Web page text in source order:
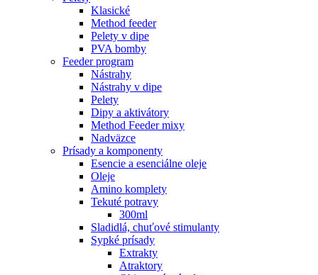
Klasické
Method feeder
Pelety v dipe
PVA bomby
Feeder program
Nástrahy
Nástrahy v dipe
Pelety
Dipy a aktivátory
Method Feeder mixy
Nadväzce
Prísady a komponenty
Esencie a esenciálne oleje
Oleje
Amino komplety
Tekuté potravy
300ml
Sladidlá, chuťové stimulanty
Sypké prísady
Extrakty
Atraktory